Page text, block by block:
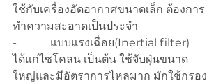
ใช้กับเครื่องอัดอากาศขนาดเล็ก ต้องการ
ทำความสะอาดเป็นประจำ
-            แบบแรงเฉื่อย(Inertial filter)
ได้แก่ไซโคลน เป็นต้น ใช้จับฝุ่นขนาด
ใหญ่และมีอัตราการไหลมาก มักใช้กรอง